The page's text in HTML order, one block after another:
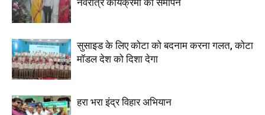
नवरात्र कार्यक्रमों का समापन
सुसाइड के लिए कोटा को बदनाम करना गलत, कोटा
मॉडल देश को दिशा देगा
हरा भरा इंद्र विहार अभियान